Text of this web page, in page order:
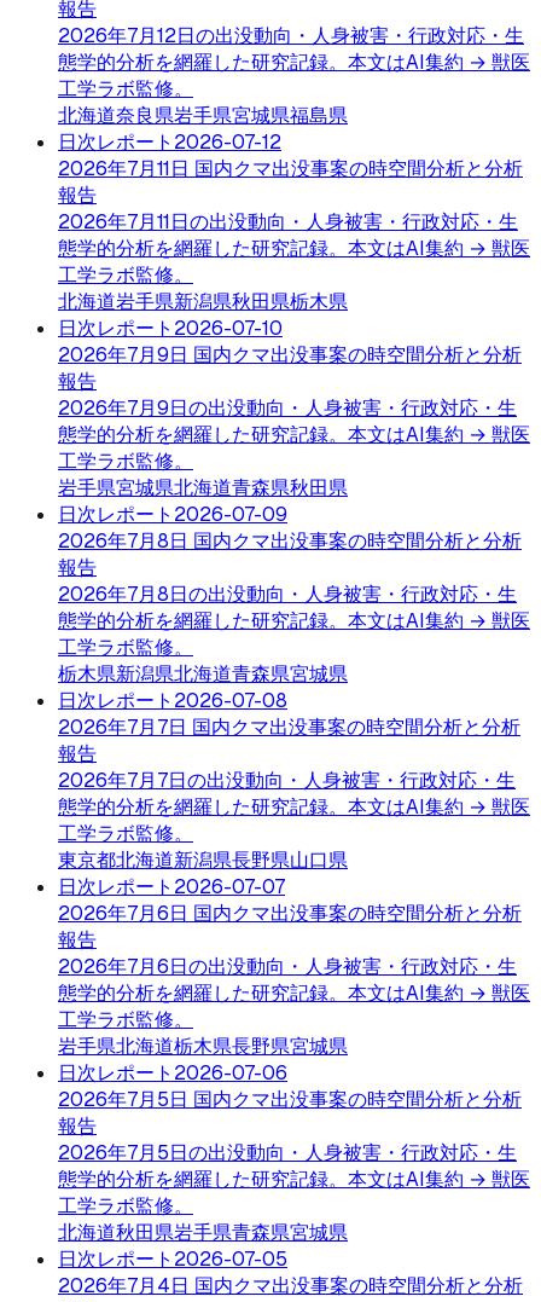
報告
2026年7月12日の出没動向・人身被害・行政対応・生
態学的分析を網羅した研究記録。本文はAI集約 → 獣医
工学ラボ監修。
北海道奈良県岩手県宮城県福島県
日次レポート 2026-07-12
2026年7月11日 国内クマ出没事案の時空間分析と分析
報告
2026年7月11日の出没動向・人身被害・行政対応・生
態学的分析を網羅した研究記録。本文はAI集約 → 獣医
工学ラボ監修。
北海道岩手県新潟県秋田県栃木県
日次レポート 2026-07-10
2026年7月9日 国内クマ出没事案の時空間分析と分析
報告
2026年7月9日の出没動向・人身被害・行政対応・生
態学的分析を網羅した研究記録。本文はAI集約 → 獣医
工学ラボ監修。
岩手県宮城県北海道青森県秋田県
日次レポート 2026-07-09
2026年7月8日 国内クマ出没事案の時空間分析と分析
報告
2026年7月8日の出没動向・人身被害・行政対応・生
態学的分析を網羅した研究記録。本文はAI集約 → 獣医
工学ラボ監修。
栃木県新潟県北海道青森県宮城県
日次レポート 2026-07-08
2026年7月7日 国内クマ出没事案の時空間分析と分析
報告
2026年7月7日の出没動向・人身被害・行政対応・生
態学的分析を網羅した研究記録。本文はAI集約 → 獣医
工学ラボ監修。
東京都北海道新潟県長野県山口県
日次レポート 2026-07-07
2026年7月6日 国内クマ出没事案の時空間分析と分析
報告
2026年7月6日の出没動向・人身被害・行政対応・生
態学的分析を網羅した研究記録。本文はAI集約 → 獣医
工学ラボ監修。
岩手県北海道栃木県長野県宮城県
日次レポート 2026-07-06
2026年7月5日 国内クマ出没事案の時空間分析と分析
報告
2026年7月5日の出没動向・人身被害・行政対応・生
態学的分析を網羅した研究記録。本文はAI集約 → 獣医
工学ラボ監修。
北海道秋田県岩手県青森県宮城県
日次レポート 2026-07-05
2026年7月4日 国内クマ出没事案の時空間分析と分析